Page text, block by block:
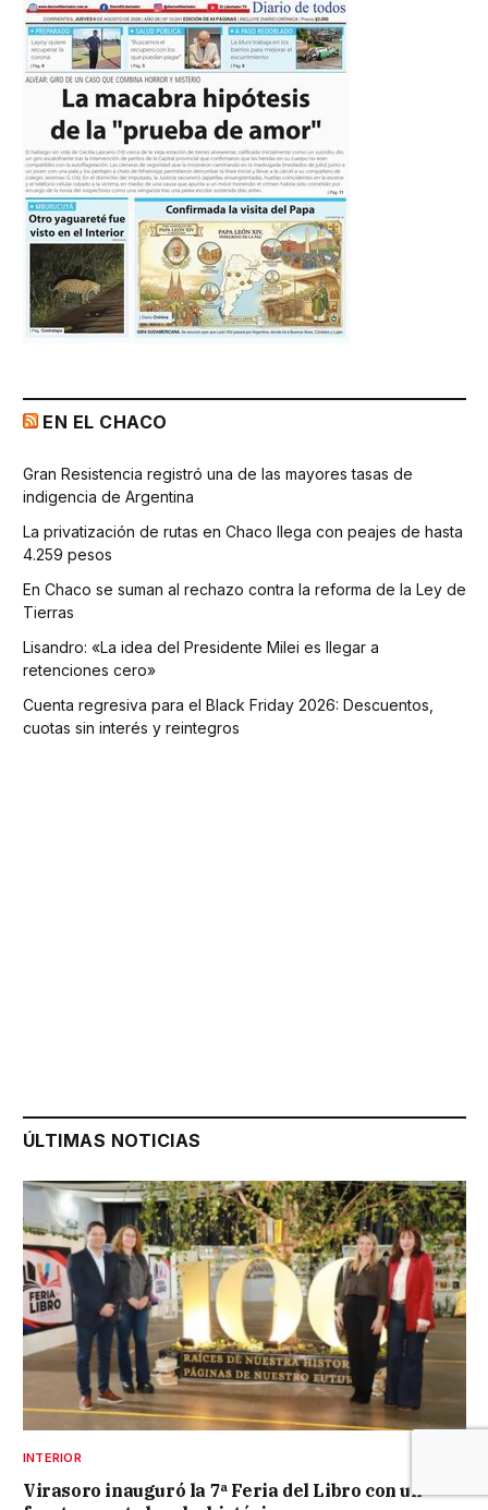
EN EL CHACO
Gran Resistencia registró una de las mayores tasas de
indigencia de Argentina
La privatización de rutas en Chaco llega con peajes de hasta
4.259 pesos
En Chaco se suman al rechazo contra la reforma de la Ley de
Tierras
Lisandro: «La idea del Presidente Milei es llegar a
retenciones cero»
Cuenta regresiva para el Black Friday 2026: Descuentos,
cuotas sin interés y reintegros
ÚLTIMAS NOTICIAS
INTERIOR
Virasoro inauguró la 7ª Feria del Libro con un